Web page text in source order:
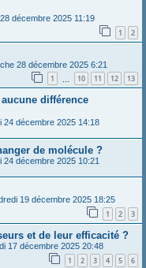
décembre 2025 11:19
1 2
28 décembre 2025 6:21
1 10 11 12 13
différence
24 décembre 2025 14:18
de molécule ?
24 décembre 2025 10:21
19 décembre 2025 18:25
1 2 3
et de leur efficacité ?
17 décembre 2025 20:48
1 2 3 4 5 6